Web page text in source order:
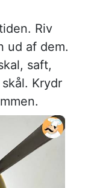
Riv
ud af dem.
saft,
Krydr